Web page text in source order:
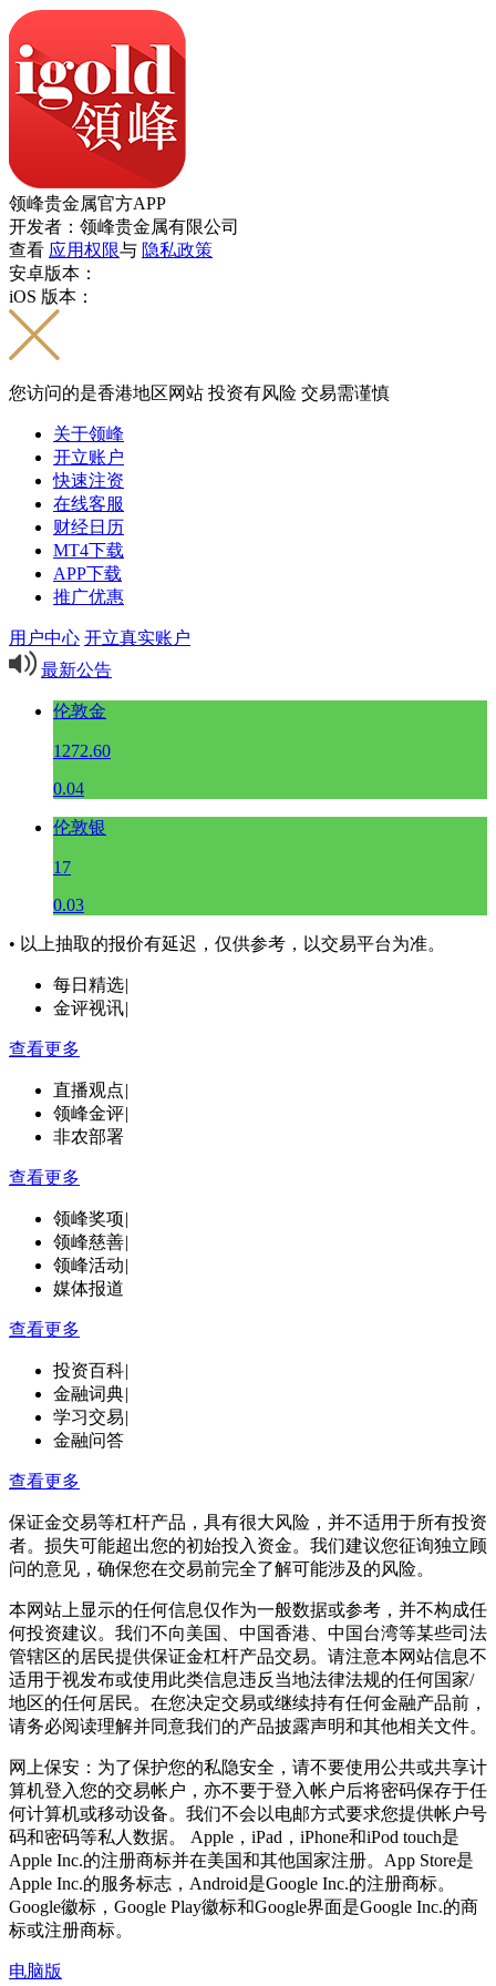
领峰贵金属官方APP
开发者：领峰贵金属有限公司
查看 应用权限与 隐私政策
安卓版本：
iOS 版本：
您访问的是香港地区网站 投资有风险 交易需谨慎
关于领峰
开立账户
快速注资
在线客服
财经日历
MT4下载
APP下载
推广优惠
用户中心 开立真实账户
最新公告
伦敦金
1272.60
0.04
伦敦银
17
0.03
• 以上抽取的报价有延迟，仅供参考，以交易平台为准。
每日精选|
金评视讯|
查看更多
直播观点|
领峰金评|
非农部署
查看更多
领峰奖项|
领峰慈善|
领峰活动|
媒体报道
查看更多
投资百科|
金融词典|
学习交易|
金融问答
查看更多
保证金交易等杠杆产品，具有很大风险，并不适用于所有投资
者。损失可能超出您的初始投入资金。我们建议您征询独立顾
问的意见，确保您在交易前完全了解可能涉及的风险。
本网站上显示的任何信息仅作为一般数据或参考，并不构成任
何投资建议。我们不向美国、中国香港、中国台湾等某些司法
管辖区的居民提供保证金杠杆产品交易。请注意本网站信息不
适用于视发布或使用此类信息违反当地法律法规的任何国家/
地区的任何居民。在您决定交易或继续持有任何金融产品前，
请务必阅读理解并同意我们的产品披露声明和其他相关文件。
网上保安：为了保护您的私隐安全，请不要使用公共或共享计
算机登入您的交易帐户，亦不要于登入帐户后将密码保存于任
何计算机或移动设备。我们不会以电邮方式要求您提供帐户号
码和密码等私人数据。 Apple，iPad，iPhone和iPod touch是
Apple Inc.的注册商标并在美国和其他国家注册。App Store是
Apple Inc.的服务标志，Android是Google Inc.的注册商标。
Google徽标，Google Play徽标和Google界面是Google Inc.的商
标或注册商标。
电脑版